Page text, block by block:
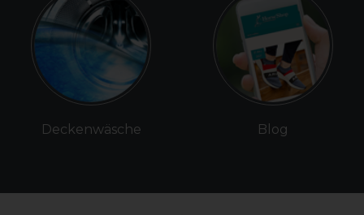
Deckenwäsche Blog